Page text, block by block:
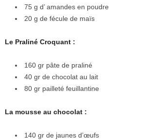
75 g d’ amandes en poudre
20 g de fécule de maïs
Le Praliné Croquant :
160 gr pâte de praliné
40 gr de chocolat au lait
80 gr pailleté feuillantine
La mousse au chocolat :
140 gr de jaunes d’œufs